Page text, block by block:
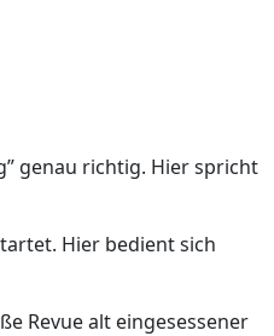
genau richtig. Hier spricht
Hier bedient sich
Revue alt eingesessener